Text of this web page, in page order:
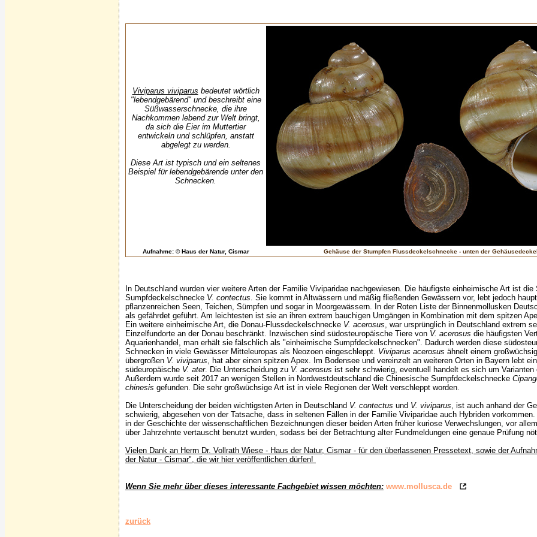
Viviparus viviparus bedeutet wörtlich
"lebendgebärend" und beschreibt eine
Süßwasserschnecke, die ihre
Nachkommen lebend zur Welt bringt,
da sich die Eier im Muttertier
entwickeln und schlüpfen, anstatt
abgelegt zu werden.
Diese Art ist typisch und ein seltenes
Beispiel für lebendgebärende unter den
Schnecken.
Aufnahme: © Haus der Natur, Cismar Gehäuse der Stumpfen Flussdeckelschnecke - unten der
In Deutschland wurden vier weitere Arten der Familie Viviparidae nachgewiesen. Die häufigste einheimische Art ist die
Sumpfdeckelschnecke V. contectus. Sie kommt in Altwässern und mäßig fließenden Gewässern vor, lebt jedoch
pflanzenreichen Seen, Teichen, Sümpfen und sogar in Moorgewässern. In der Roten Liste der Binnenmollusken
als gefährdet geführt. Am leichtesten ist sie an ihren extrem bauchigen Umgängen in Kombination mit dem spitzen
Ein weitere einheimische Art, die Donau-Flussdeckelschnecke V. acerosus, war ursprünglich in Deutschland extrem
Einzelfundorte an der Donau beschränkt. Inzwischen sind südosteuropäische Tiere von V. acerosus die häufigsten
Aquarienhandel, man erhält sie fälschlich als "einheimische Sumpfdeckelschnecken". Dadurch werden diese
Schnecken in viele Gewässer Mitteleuropas als Neozoen eingeschleppt. Viviparus acerosus ähnelt einem
übergroßen V. viviparus, hat aber einen spitzen Apex. Im Bodensee und vereinzelt an weiteren Orten in Bayern lebt
südeuropäische V. ater. Die Unterscheidung zu V. acerosus ist sehr schwierig, eventuell handelt es sich um Varianten
Außerdem wurde seit 2017 an wenigen Stellen in Nordwestdeutschland die Chinesische Sumpfdeckelschnecke
chinesis gefunden. Die sehr großwüchsige Art ist in viele Regionen der Welt verschleppt worden.
Die Unterscheidung der beiden wichtigsten Arten in Deutschland V. contectus und V. viviparus, ist auch anhand der
schwierig, abgesehen von der Tatsache, dass in seltenen Fällen in der Familie Viviparidae auch Hybriden
in der Geschichte der wissenschaftlichen Bezeichnungen dieser beiden Arten früher kuriose Verwechslungen, vor
über Jahrzehnte vertauscht benutzt wurden, sodass bei der Betrachtung alter Fundmeldungen eine genaue Prüfung
Vielen Dank an Herrn Dr. Vollrath Wiese - Haus der Natur, Cismar - für den überlassenen Pressetext, sowie der
der Natur - Cismar", die wir hier veröffentlichen dürfen!
Wenn Sie mehr über dieses interessante Fachgebiet wissen möchten: www.mollusca.de
zurück